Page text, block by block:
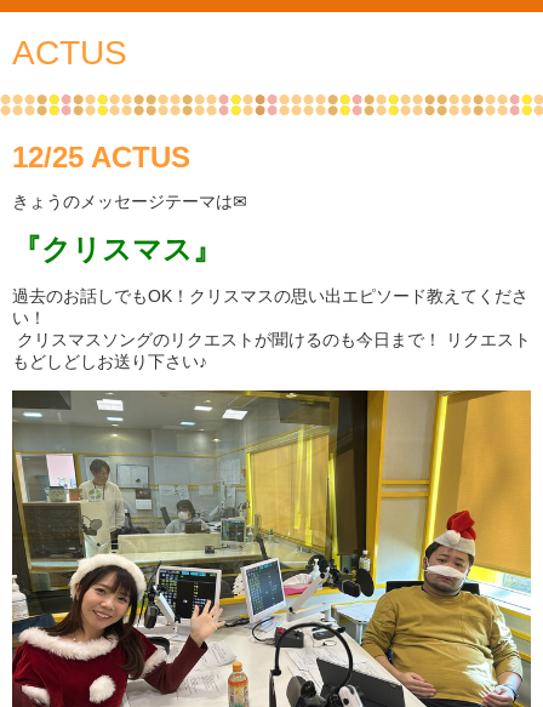
ACTUS
12/25 ACTUS
きょうのメッセージテーマは✉
『クリスマス』
過去のお話しでもOK！クリスマスの思い出エピソード教えてくださ
い！
クリスマスソングのリクエストが聞けるのも今日まで！ リクエスト
もどしどしお送り下さい♪